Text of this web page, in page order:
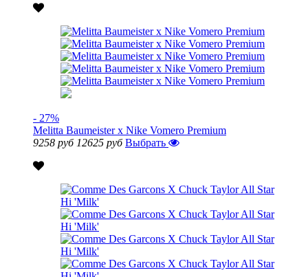
- 27%
Melitta Baumeister x Nike Vomero Premium
9258 руб 12625 руб Выбрать